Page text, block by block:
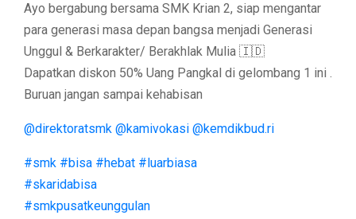
Ayo bergabung bersama SMK Krian 2, siap mengantar
para generasi masa depan bangsa menjadi Generasi
Unggul & Berkarakter/ Berakhlak Mulia 🇮🇩
Dapatkan diskon 50% Uang Pangkal di gelombang 1 ini .
Buruan jangan sampai kehabisan
@direktoratsmk @kamivokasi @kemdikbud.ri
#smk #bisa #hebat #luarbiasa
#skaridabisa
#smkpusatkeunggulan